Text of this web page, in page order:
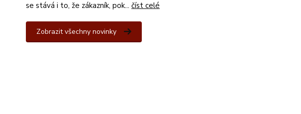
se stává i to, že zákazník, pok... číst celé
Zobrazit všechny novinky